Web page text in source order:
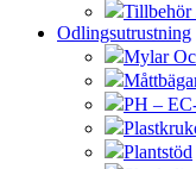
Tillbehör
Odlingsutrustning
Mylar
PH –
Plantstöd